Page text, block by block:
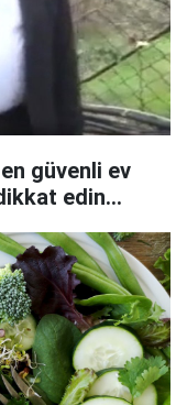
güvenli ev
edin...